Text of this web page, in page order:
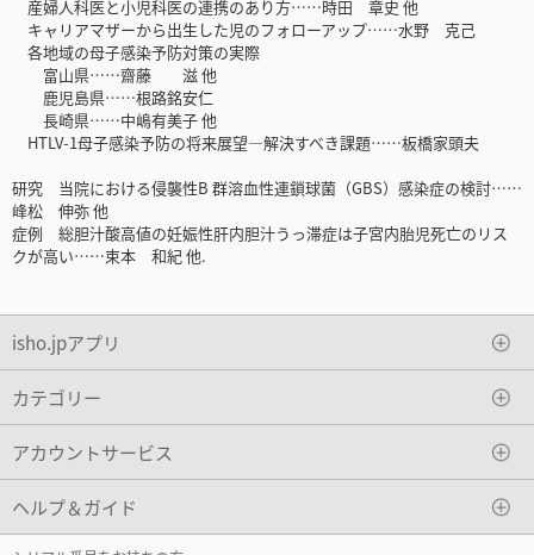
産婦人科医と小児科医の連携のあり方……時田 章史 他
キャリアマザーから出生した児のフォローアップ……水野 克己
各地域の母子感染予防対策の実際
富山県……齋藤 滋 他
鹿児島県……根路銘安仁
長崎県……中嶋有美子 他
HTLV-1母子感染予防の将来展望―解決すべき課題……板橋家頭夫
研究 当院における侵襲性B 群溶血性連鎖球菌（GBS）感染症の検討……
峰松 伸弥 他
症例 総胆汁酸高値の妊娠性肝内胆汁うっ滞症は子宮内胎児死亡のリス
クが高い……束本 和紀 他.
isho.jpアプリ
カテゴリー
アカウントサービス
ヘルプ＆ガイド